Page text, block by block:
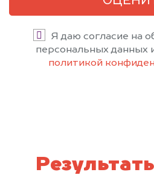
Я даю согласие на
персональных данных
политикой